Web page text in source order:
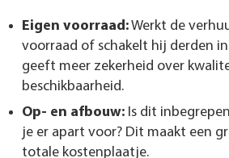
Eigen voorraad:Werkt de
voorraad of schakelt hij derden
geeft meer zekerheid over
beschikbaarheid.
Op- en afbouw: Is dit
je er apart voor? Dit maakt een
totale kostenplaatje.